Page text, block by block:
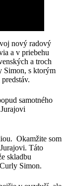
nový radový
a v priebehu
a troch
Simon, s ktorým
samotného
Okamžite som
Táto
skladbu
Simon.